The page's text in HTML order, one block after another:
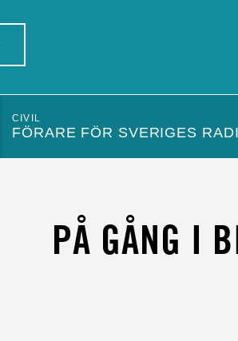
CIVIL
FÖRARE FÖR SVERIGES
PÅ GÅNG I